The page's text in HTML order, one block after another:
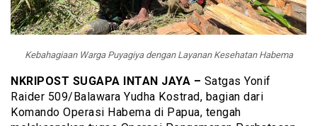
Kebahagiaan Warga Puyagiya dengan Layanan Kesehatan Habema
NKRIPOST SUGAPA INTAN JAYA – Satgas Yonif
Raider 509/Balawara Yudha Kostrad, bagian dari
Komando Operasi Habema di Papua, tengah